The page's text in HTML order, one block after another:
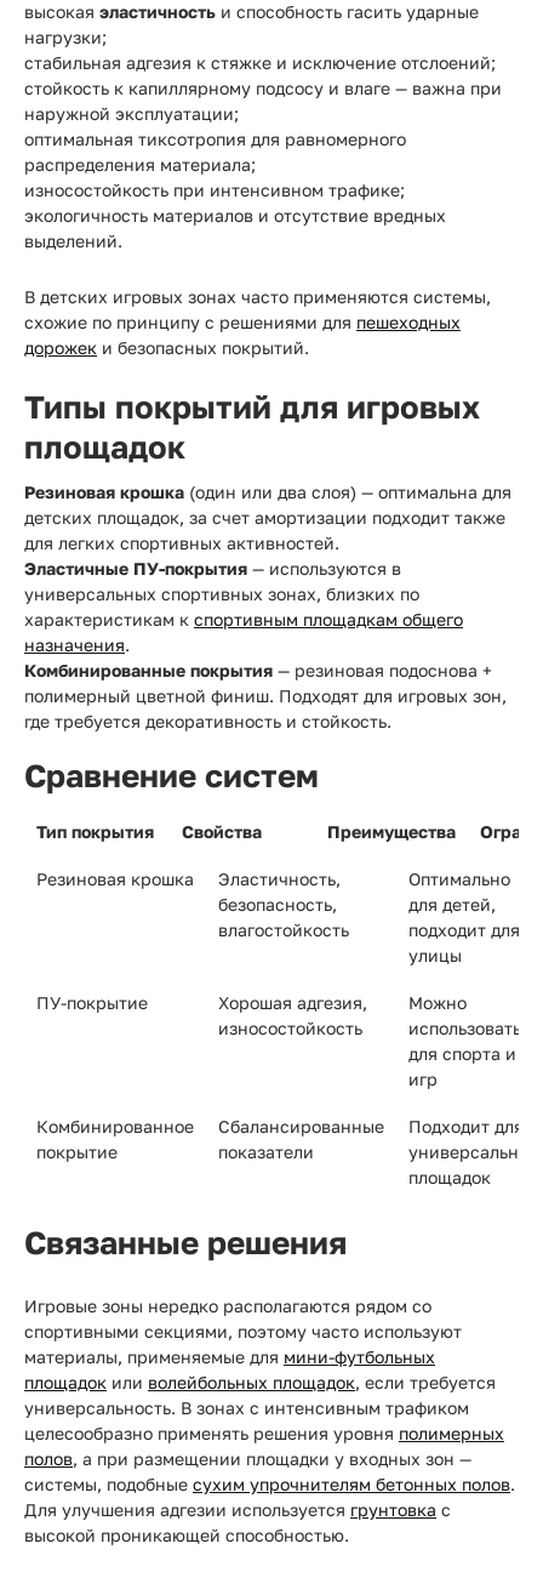
высокая эластичность и способность гасить ударные
нагрузки;
стабильная адгезия к стяжке и исключение отслоений;
стойкость к капиллярному подсосу и влаге — важна при
наружной эксплуатации;
оптимальная тиксотропия для равномерного
распределения материала;
износостойкость при интенсивном трафике;
экологичность материалов и отсутствие вредных
выделений.
В детских игровых зонах часто применяются системы,
схожие по принципу с решениями для пешеходных
дорожек и безопасных покрытий.
Типы покрытий для игровых
площадок
Резиновая крошка (один или два слоя) — оптимальна для
детских площадок, за счет амортизации подходит также
для легких спортивных активностей.
Эластичные ПУ-покрытия — используются в
универсальных спортивных зонах, близких по
характеристикам к спортивным площадкам общего
назначения.
Комбинированные покрытия — резиновая подоснова +
полимерный цветной финиш. Подходят для игровых зон,
где требуется декоративность и стойкость.
Сравнение систем
Тип покрытия Свойства Преимущества
Резиновая крошка
Эластичность,
безопасность,
влагостойкость
Оптимально
для детей,
подходит для
улицы
ПУ-покрытие
Хорошая адгезия,
износостойкость
Можно
использовать
для спорта и
игр
Комбинированное
покрытие
Сбалансированные
показатели
Подходит для
универсальных
площадок
Связанные решения
Игровые зоны нередко располагаются рядом со
спортивными секциями, поэтому часто используют
материалы, применяемые для мини-футбольных
площадок или волейбольных площадок, если требуется
универсальность. В зонах с интенсивным трафиком
целесообразно применять решения уровня полимерных
полов, а при размещении площадки у входных зон —
системы, подобные сухим упрочнителям бетонных полов.
Для улучшения адгезии используется грунтовка с
высокой проникающей способностью.